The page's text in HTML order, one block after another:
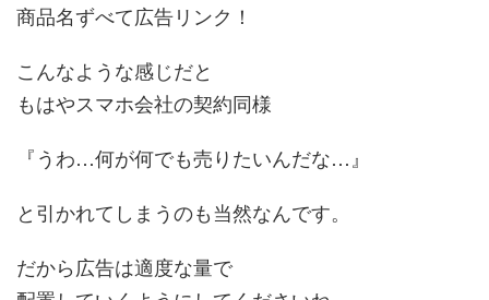
商品名ずべて広告リンク！
こんなような感じだと
もはやスマホ会社の契約同様
『うわ…何が何でも売りたいんだな…』
と引かれてしまうのも当然なんです。
だから広告は適度な量で